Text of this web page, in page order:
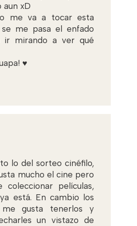
aun xD
me va a tocar esta
me pasa el enfado
ir mirando a ver qué
♥
lo del sorteo cinéfilo,
mucho el cine pero
coleccionar películas,
está. En cambio los
me gusta tenerlos y
un vistazo de